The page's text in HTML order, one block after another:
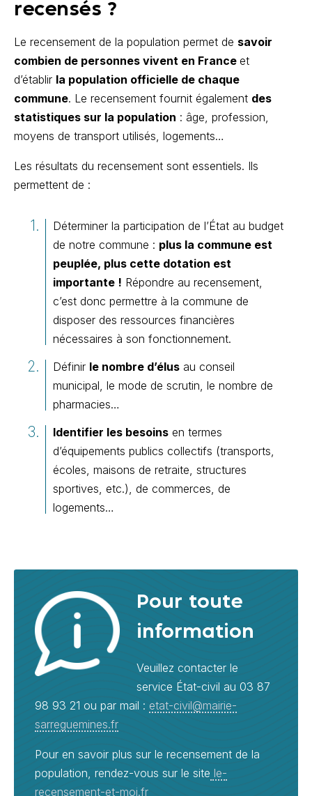
recensés ?
Le recensement de la population permet de savoir
combien de personnes vivent en France et
d’établir la population officielle de chaque
commune. Le recensement fournit également des
statistiques sur la population : âge, profession,
moyens de transport utilisés, logements…
Les résultats du recensement sont essentiels. Ils
permettent de :
Déterminer la participation de l’État au budget
de notre commune : plus la commune est
peuplée, plus cette dotation est
importante ! Répondre au recensement,
c’est donc permettre à la commune de
disposer des ressources financières
nécessaires à son fonctionnement.
Définir le nombre d’élus au conseil
municipal, le mode de scrutin, le nombre de
pharmacies…
Identifier les besoins en termes
d’équipements publics collectifs (transports,
écoles, maisons de retraite, structures
sportives, etc.), de commerces, de
logements…
Pour toute
information
Veuillez contacter le
service État-civil au 03 87
98 93 21 ou par mail : etat-civil@mairie-
sarreguemines.fr
Pour en savoir plus sur le recensement de la
population, rendez-vous sur le site le-
recensement-et-moi.fr